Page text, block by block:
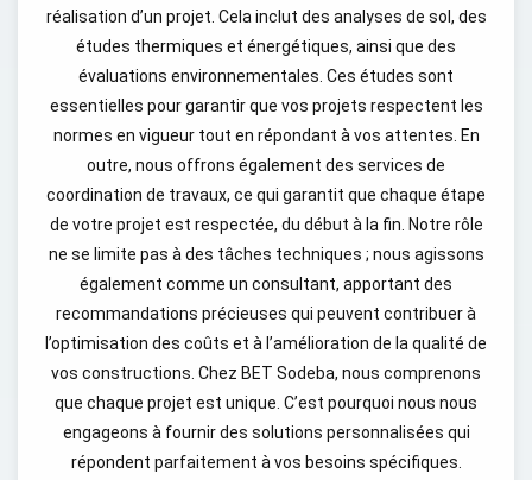
réalisation d’un projet. Cela inclut des analyses de sol, des
études thermiques et énergétiques, ainsi que des
évaluations environnementales. Ces études sont
essentielles pour garantir que vos projets respectent les
normes en vigueur tout en répondant à vos attentes. En
outre, nous offrons également des services de
coordination de travaux, ce qui garantit que chaque étape
de votre projet est respectée, du début à la fin. Notre rôle
ne se limite pas à des tâches techniques ; nous agissons
également comme un consultant, apportant des
recommandations précieuses qui peuvent contribuer à
l’optimisation des coûts et à l’amélioration de la qualité de
vos constructions. Chez BET Sodeba, nous comprenons
que chaque projet est unique. C’est pourquoi nous nous
engageons à fournir des solutions personnalisées qui
répondent parfaitement à vos besoins spécifiques.